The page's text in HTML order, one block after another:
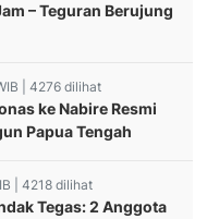
– Teguran Berujung
| 4276 dilihat
ke Nabire Resmi
Papua Tengah
| 4218 dilihat
Tegas: 2 Anggota